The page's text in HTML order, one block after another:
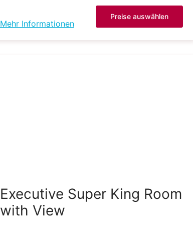
Mehr Informationen
Preise auswählen
Executive Super King Room
with View